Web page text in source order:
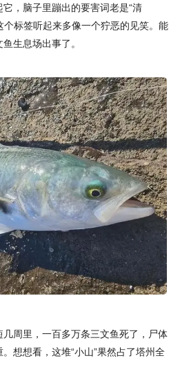
，脑子里蹦出的要害词老是“清
个标签听起来多像一个狞恶的见笑。能
生息场出事了。
周里，一百多万条三文鱼死了，尸体
想想看，这堆“小山”果然占了塔州全